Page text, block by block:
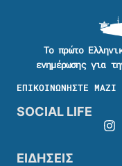
Το πρώτο
ενημέρωσης για
ΕΠΙΚΟΙΝΩΝΗΣΤΕ
SOCIAL LIFE
ΕΙΔΗΣΕΙΣ